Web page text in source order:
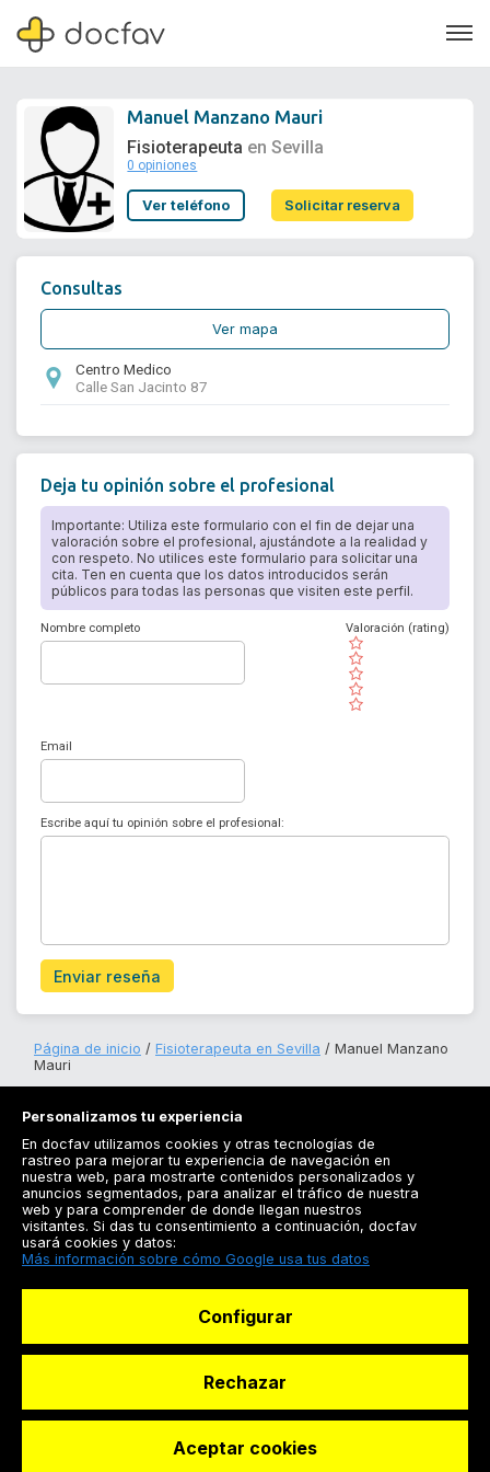
Soporte
Manuel Manzano Mauri
Fisioterapeuta en Sevilla
0 opiniones
Ver teléfono Solicitar reserva
Consultas
Ver mapa
Centro Medico
Calle San Jacinto 87
Deja tu opinión sobre el profesional
Importante: Utiliza este formulario con el fin de dejar una
valoración sobre el profesional, ajustándote a la realidad y
con respeto. No utilices este formulario para solicitar una
cita. Ten en cuenta que los datos introducidos serán
públicos para todas las personas que visiten este perfil.
Nombre completo
( )
( )
( )
( )
( )
Valoración (rating)
Email
Escribe aquí tu opinión sobre el profesional:
Enviar reseña
Página de inicio Fisioterapeuta en Sevilla
Manuel Manzano
Mauri
Registrarse
Docfav
© Dashboard Technologies S.L
Personalizamos tu experiencia
En docfav utilizamos cookies y otras tecnologías de
rastreo para mejorar tu experiencia de navegación en
nuestra web, para mostrarte contenidos personalizados y
anuncios segmentados, para analizar el tráfico de nuestra
web y para comprender de donde llegan nuestros
visitantes. Si das tu consentimiento a continuación, docfav
usará cookies y datos:
Más información sobre cómo Google usa tus datos
Configurar
Rechazar
Aceptar cookies